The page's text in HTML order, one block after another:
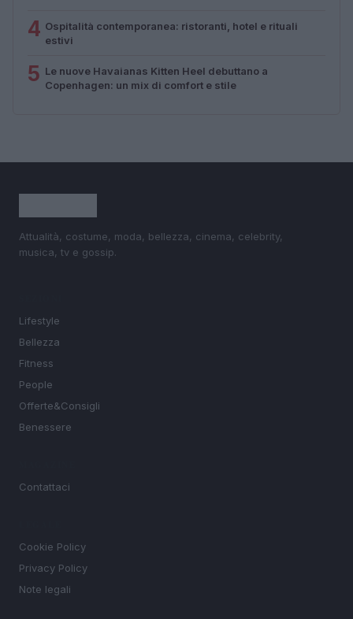
4 Ospitalità contemporanea: ristoranti, hotel e rituali
estivi
5 Le nuove Havaianas Kitten Heel debuttano a
Copenhagen: un mix di comfort e stile
Attualità, costume, moda, bellezza, cinema, celebrity,
musica, tv e gossip.
Lifestyle
Bellezza
Fitness
People
Offerte&Consigli
Benessere
Contattaci
Cookie Policy
Privacy Policy
Note legali